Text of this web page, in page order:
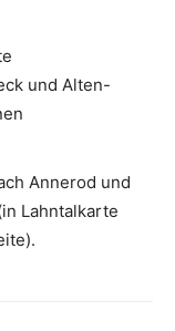
und Alten-
Annerod und
Lahntalkarte